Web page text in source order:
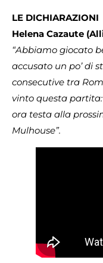
LE DICHIARAZIONI
Helena Cazaute
“Abbiamo giocato
accusato un po’ di
consecutive tra
vinto questa
ora testa alla
Mulhouse”.